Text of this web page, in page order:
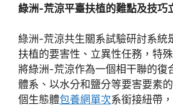
綠洲-荒涼平臺扶植的難點及技巧
綠洲-荒涼共生關系試驗研討系統
扶植的要害性、立異性任務，特
將綠洲-荒涼作為一個相干聯的復
體系、以水分和鹽分等要害要素
個生態體包養網單次系銜接紐帶